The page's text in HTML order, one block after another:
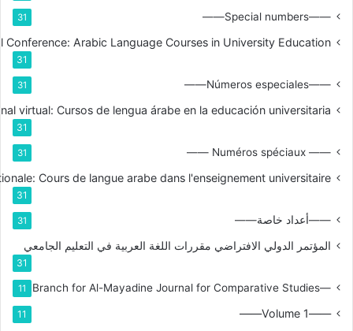
——Special numbers——
31
Conference: Arabic Language Courses in University Education
31
——Números especiales——
31
virtual: Cursos de lengua árabe en la educación universitaria
31
—— Numéros spéciaux ——
31
Cours de langue arabe dans l'enseignement universitaire
31
——أعداد خاصة—— 31
المؤتمر الدولي الافتراضي مقررات اللغة العربية في التعليم الجامعي
31
—Branch for Al-Mayadine Journal for Comparative Studies
11
——Volume 1——
11